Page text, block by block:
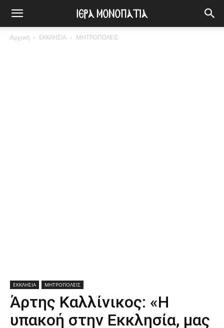
Αρχική ΕΚΚΛΗΣΙΑ ΜΗΤΡΟΠΟΛΕΙΣ
ΕΚΚΛΗΣΙΑ ΜΗΤΡΟΠΟΛΕΙΣ
Άρτης Καλλίνικος: «Η
υπακοή στην Εκκλησία, μας